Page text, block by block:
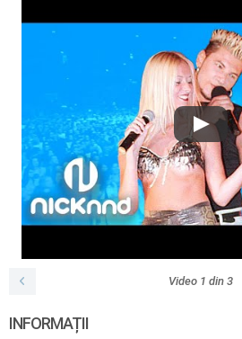
Video 1 din 3
INFORMAȚII